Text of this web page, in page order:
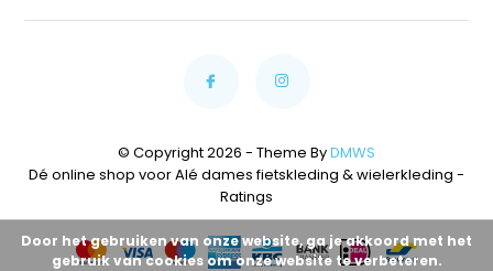
© Copyright 2026 - Theme ByDMWS
Dé online shop voor Alé dames fietskleding & wielerkleding -
Ratings
Door het gebruiken van onze website, ga je akkoord met het
gebruik van cookies om onze website te verbeteren.